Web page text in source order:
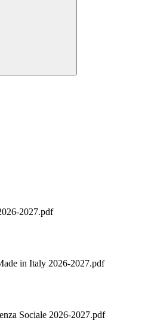
2027.pdf
in Italy 2026-2027.pdf
Sociale 2026-2027.pdf